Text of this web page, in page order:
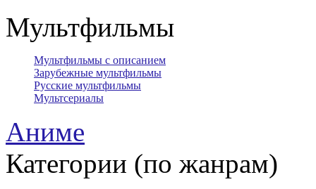
Мультфильмы
Мультфильмы с описанием
Зарубежные мультфильмы
Русские мультфильмы
Мультсериалы
Аниме
Категории (по жанрам)